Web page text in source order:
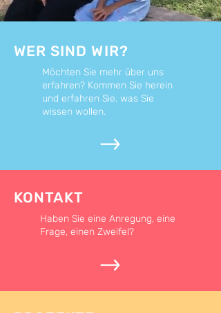
WER SIND WIR?
Möchten Sie mehr über uns
erfahren? Kommen Sie herein
und erfahren Sie, was Sie
wissen wollen.
KONTAKT
Haben Sie eine Anregung, eine
Frage, einen Zweifel?